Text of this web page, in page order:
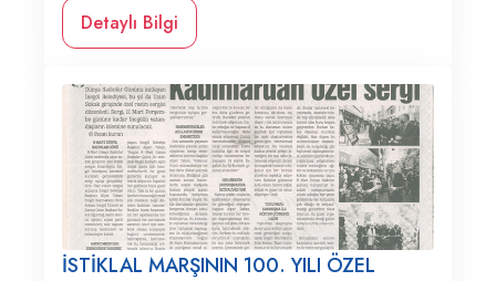
Detaylı Bilgi
İSTİKLAL MARŞININ 100. YILI ÖZEL